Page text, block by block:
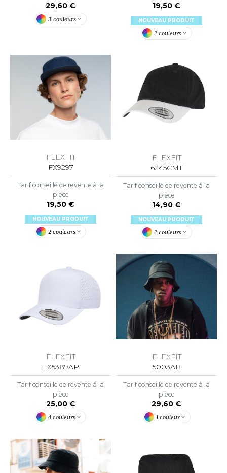
MORNING STUDIOS
SEGURIDAD
ATHLETIC®
ATHLETIC® COLLECTION
CLOTHING
DENIM
29,60 €
3 couleurs
19,50 €
NOUVEAU PRODUIT
2 couleurs
FLEXFIT
FX9297
Tarif conseillé de revente à la
pièce
19,50 €
NOUVEAU PRODUIT
2 couleurs
FLEXFIT
6245CMT
Tarif conseillé de revente à la
pièce
14,90 €
NOUVEAU PRODUIT
2 couleurs
FLEXFIT
FX5389AP
Tarif conseillé de revente à la
pièce
25,00 €
4 couleurs
FLEXFIT
5003AB
Tarif conseillé de revente à la
pièce
29,60 €
1 couleur